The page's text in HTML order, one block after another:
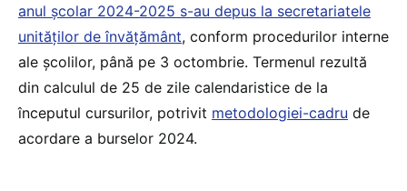
anul școlar 2024-2025 s-au depus la secretariatele
unităților de învățământ, conform procedurilor interne
ale școlilor, până pe 3 octombrie. Termenul rezultă
din calculul de 25 de zile calendaristice de la
începutul cursurilor, potrivit metodologiei-cadru de
acordare a burselor 2024.